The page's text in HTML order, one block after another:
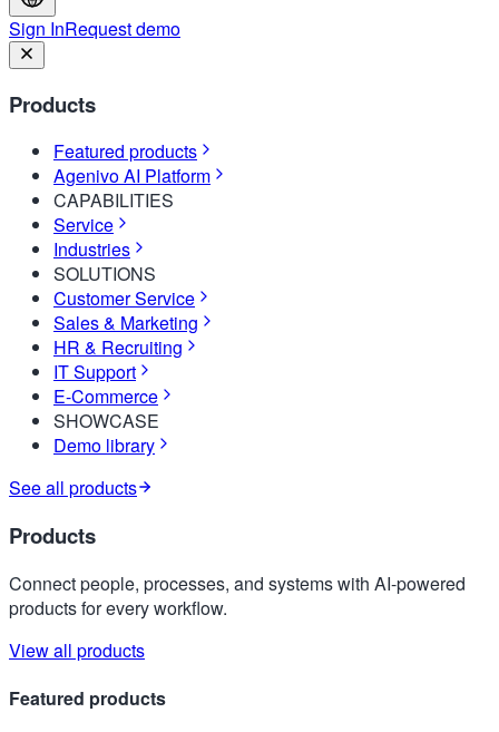
Sign InRequest demo
Products
Featured products
Agenivo AI Platform
CAPABILITIES
Service
Industries
SOLUTIONS
Customer Service
Sales & Marketing
HR & Recruiting
IT Support
E-Commerce
SHOWCASE
Demo library
See all products
Products
Connect people, processes, and systems with AI-powered
products for every workflow.
View all products
Featured products